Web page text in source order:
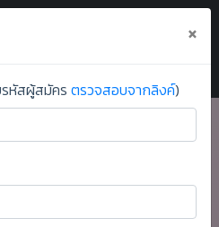
ลน์ ม.ราชภัฏสกลนคร ×
รหัสผู้สมัคร ตรวจสอบจากลิงค์)